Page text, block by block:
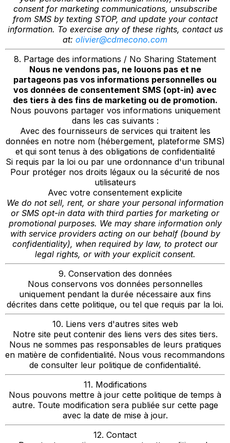
consent for marketing communications, unsubscribe
from SMS by texting STOP, and update your contact
information. To exercise any of these rights, contact us
at: olivier@cdmecono.com
8. Partage des informations / No Sharing Statement
Nous ne vendons pas, ne louons pas et ne
partageons pas vos informations personnelles ou
vos données de consentement SMS (opt-in) avec
des tiers à des fins de marketing ou de promotion.
Nous pouvons partager vos informations uniquement
dans les cas suivants :
Avec des fournisseurs de services qui traitent les
données en notre nom (hébergement, plateforme SMS)
et qui sont tenus à des obligations de confidentialité
Si requis par la loi ou par une ordonnance d'un tribunal
Pour protéger nos droits légaux ou la sécurité de nos
utilisateurs
Avec votre consentement explicite
We do not sell, rent, or share your personal information
or SMS opt-in data with third parties for marketing or
promotional purposes. We may share information only
with service providers acting on our behalf (bound by
confidentiality), when required by law, to protect our
legal rights, or with your explicit consent.
9. Conservation des données
Nous conservons vos données personnelles
uniquement pendant la durée nécessaire aux fins
décrites dans cette politique, ou tel que requis par la loi.
10. Liens vers d'autres sites web
Notre site peut contenir des liens vers des sites tiers.
Nous ne sommes pas responsables de leurs pratiques
en matière de confidentialité. Nous vous recommandons
de consulter leur politique de confidentialité.
11. Modifications
Nous pouvons mettre à jour cette politique de temps à
autre. Toute modification sera publiée sur cette page
avec la date de mise à jour.
12. Contact